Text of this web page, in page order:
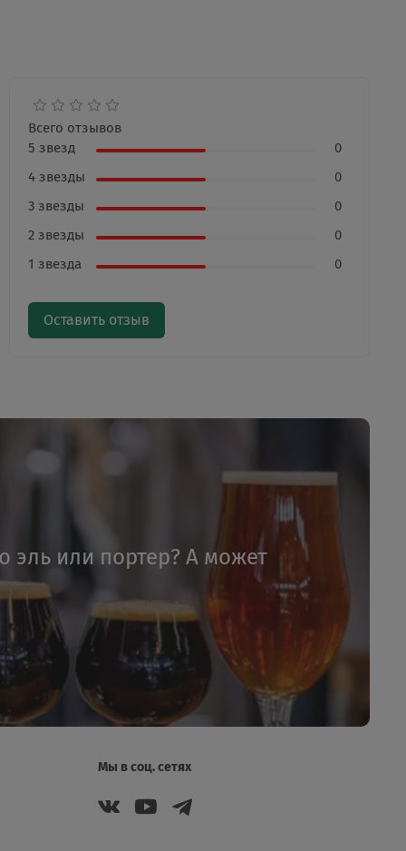
Всего отзывов
5 звезд
0
4 звезды
0
3 звезды
0
2 звезды
0
1 звезда
0
Оставить отзыв
эль или портер? А может
Мы в соц. сетях